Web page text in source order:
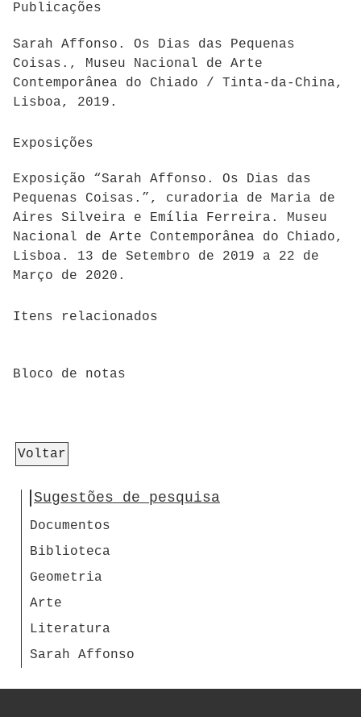
Publicações
Sarah Affonso. Os Dias das Pequenas
Coisas., Museu Nacional de Arte
Contemporânea do Chiado / Tinta-da-China,
Lisboa, 2019.
Exposições
Exposição “Sarah Affonso. Os Dias das
Pequenas Coisas.”, curadoria de Maria de
Aires Silveira e Emília Ferreira. Museu
Nacional de Arte Contemporânea do Chiado,
Lisboa. 13 de Setembro de 2019 a 22 de
Março de 2020.
Itens relacionados
Bloco de notas
Voltar
Sugestões de pesquisa
Documentos
Biblioteca
Geometria
Arte
Literatura
Sarah Affonso